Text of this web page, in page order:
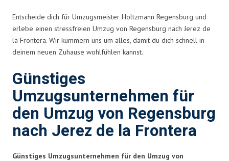
Entscheide dich für Umzugsmeister Holtzmann Regensburg und
erlebe einen stressfreien Umzug von Regensburg nach Jerez de
la Frontera. Wir kümmern uns um alles, damit du dich schnell in
deinem neuen Zuhause wohlfühlen kannst.
Günstiges
Umzugsunternehmen für
den Umzug von Regensburg
nach Jerez de la Frontera
Günstiges Umzugsunternehmen für den Umzug von